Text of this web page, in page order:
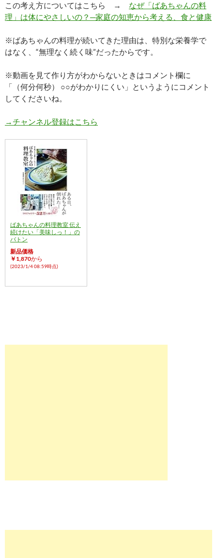
この考え方についてはこちら → なぜ「ばあちゃんの料
理」は体にやさしいの？─家庭の知恵から考える、食と健康
※ばあちゃんの料理が続いてきた理由は、特別な栄養学で
はなく、“無理なく続く味”だったからです。
※動画を見て作り方がわからないときはコメント欄に
「（何分何秒） ○○がわかりにくい」というようにコメント
してくださいね。
→チャンネル登録はこちら
ばあちゃんの料理教室 伝え
続けたい「美味しっ！」の
バトン
新品価格
￥1,870から
(2023/1/4 08:59時点)